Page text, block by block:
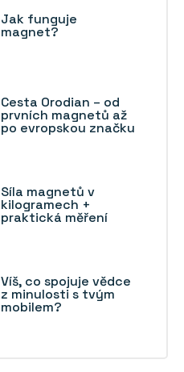
Jak funguje
magnet?
Cesta Orodian – od
prvních magnetů až
po evropskou značku
Síla magnetů v
kilogramech +
praktická měření
Víš, co spojuje vědce
z minulosti s tvým
mobilem?